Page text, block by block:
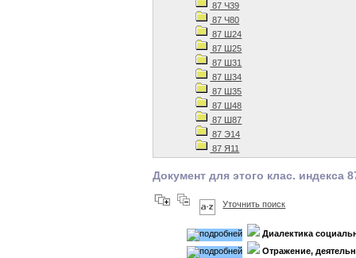
87 Ч39
87 Ч80
87 Ш24
87 Ш25
87 Ш31
87 Ш34
87 Ш35
87 Ш48
87 Ш87
87 Э14
87 Я11
Документ для этого клас. индекса
Уточнить поиск
Диалектика
Отражение,